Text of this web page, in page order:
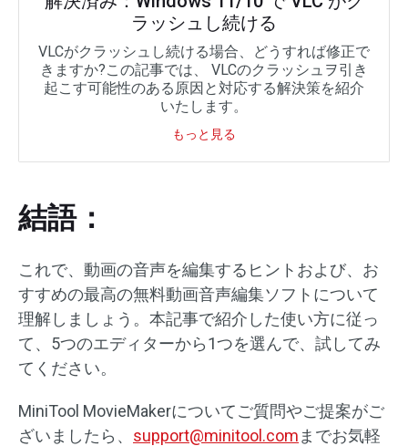
ラッシュし続ける
VLCがクラッシュし続ける場合、どうすれば修正で
きますか?この記事では、 VLCのクラッシュヲ引き
起こす可能性のある原因と対応する解決策を紹介
いたします。
もっと見る
結語：
これで、動画の音声を編集するヒントおよび、お
すすめの最高の無料動画音声編集ソフトについて
理解しましょう。本記事で紹介した使い方に従っ
て、5つのエディターから1つを選んで、試してみ
てください。
MiniTool MovieMakerについてご質問やご提案がご
ざいましたら、 support@minitool.com までお気軽